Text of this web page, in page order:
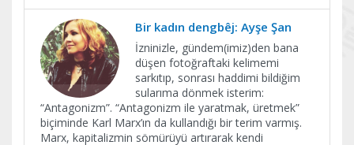
Bir kadın dengbêj: Ayşe Şan
İzninizle, gündem(imiz)den bana
düşen fotoğraftaki kelimemi
sarkıtıp, sonrası haddimi bildiğim
sularıma dönmek isterim:
“Antagonizm”. “Antagonizm ile yaratmak, üretmek”
biçiminde Karl Marx’ın da kullandığı bir terim varmış.
Marx, kapitalizmin sömürüyü artırarak kendi